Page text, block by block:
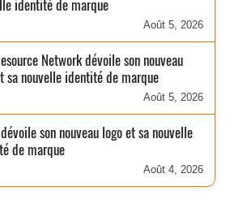
identité de marque
Août 5, 2026
Network dévoile son nouveau
sa nouvelle identité de marque
Août 5, 2026
son nouveau logo et sa nouvelle
de marque
Août 4, 2026